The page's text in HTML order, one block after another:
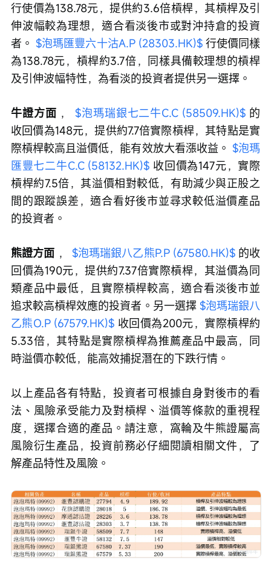
行使價為138.78元，提供約3.6倍槓桿，其槓桿及引
伸波幅較為理想，適合看淡後市或對沖持倉的投資
者。 $泡瑪匯豐六十沽A.P (28303.HK)$ 行使價同樣
為138.78元，槓桿約3.7倍，同樣具備較理想的槓桿
及引伸波幅特性，為看淡的投資者提供另一選擇。
牛證方面 ， $泡瑪瑞銀七二牛C.C (58509.HK)$ 的
收回價為148元，提供約7.7倍實際槓桿，其特點是實
際槓桿較高且溢價低，能有效放大看漲收益。 $泡瑪
匯豐七二牛C.C (58132.HK)$ 收回價為147元，實際
槓桿約7.5倍，其溢價相對較低，有助減少與正股之
間的跟蹤誤差，適合看好後市並尋求較低溢價產品
的投資者。
熊證方面 ， $泡瑪瑞銀八乙熊P.P (67580.HK)$ 的收
回價為190元，提供約7.37倍實際槓桿，其溢價為同
類產品中最低，且實際槓桿較高，適合看淡後市並
追求較高槓桿效應的投資者。另一選擇 $泡瑪瑞銀八
乙熊O.P (67579.HK)$ 收回價為200元，實際槓桿約
5.33倍，其特點是實際槓桿為推薦產品中最高，同
時溢價亦較低，能高效捕捉潛在的下跌行情。
以上產品各有特點，投資者可根據自身對後市的看
法、風險承受能力及對槓桿、溢價等條款的重視程
度，選擇合適的產品。請注意，窩輪及牛熊證屬高
風險衍生產品，投資前務必仔細閱讀相關文件，了
解產品特性及風險。